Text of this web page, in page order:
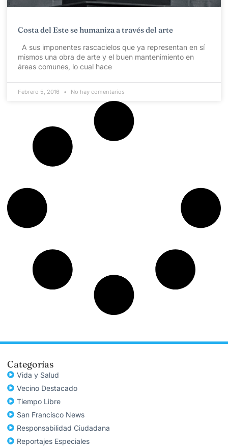
Costa del Este se humaniza a través del arte
A sus imponentes rascacielos que ya representan en sí
mismos una obra de arte y el buen mantenimiento en
áreas comunes, lo cual hace
Febrero 5, 2016 No hay comentarios
Categorías
Vida y Salud
Vecino Destacado
Tiempo Libre
San Francisco News
Responsabilidad Ciudadana
Reportajes Especiales